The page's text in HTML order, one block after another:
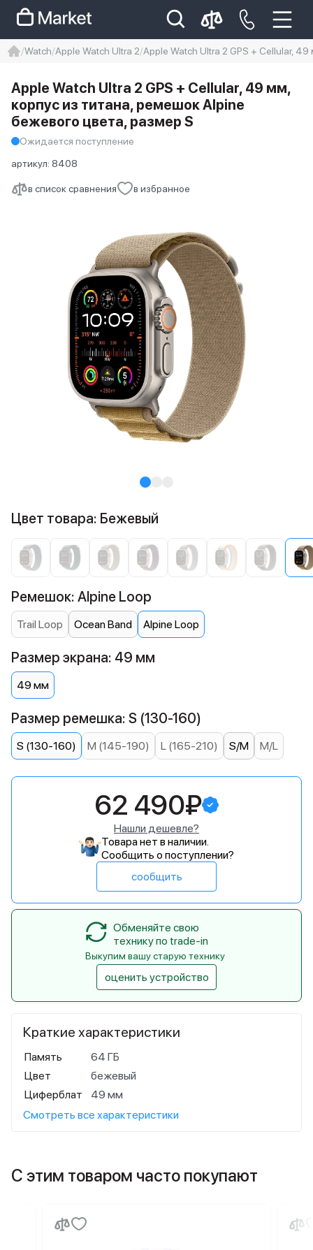
Iphone 14 pro max
айфон 14
Watch Apple Watch Ultra 2 Apple Watch Ultra 2 GPS + Cellular,
в список сравнения в избранное
Apple Watch Ultra 2 GPS + Cellular, 49 мм,
корпус из титана, ремешок Alpine
бежевого цвета, размер S
Ожидается поступление
артикул: 8408
Краткие характеристики
Память
64 ГБ
Цвет
бежевый
Циферблат
49 мм
Смотреть все характеристики
Цвет товара: Бежевый
Ремешок: Alpine Loop
Trail Loop Ocean Band Alpine Loop
Размер экрана: 49 мм
49 мм
Размер ремешка: S (130-160)
S (130-160) M (145-190) L (165-210) S/M M/L
62 490₽
Нашли дешевле?
Товара нет в наличии.
Сообщить о поступлении?
сообщить
Обменяйте свою
технику по trade-in
Выкупим вашу старую технику
оценить устройство
С этим товаром часто покупают